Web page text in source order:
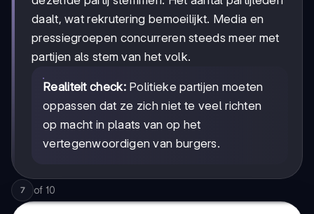
daalt, wat rekrutering bemoeilijkt. Media en
pressiegroepen concurreren steeds meer met
partijen als stem van het volk.
Realiteit check:Politieke partijen moeten
oppassen dat ze zich niet te veel richten
op macht in plaats van op het
vertegenwoordigen van burgers.
7 of 10